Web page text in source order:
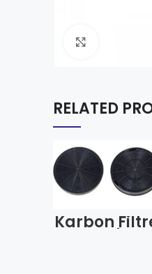
RELATED
Karbon
Franke